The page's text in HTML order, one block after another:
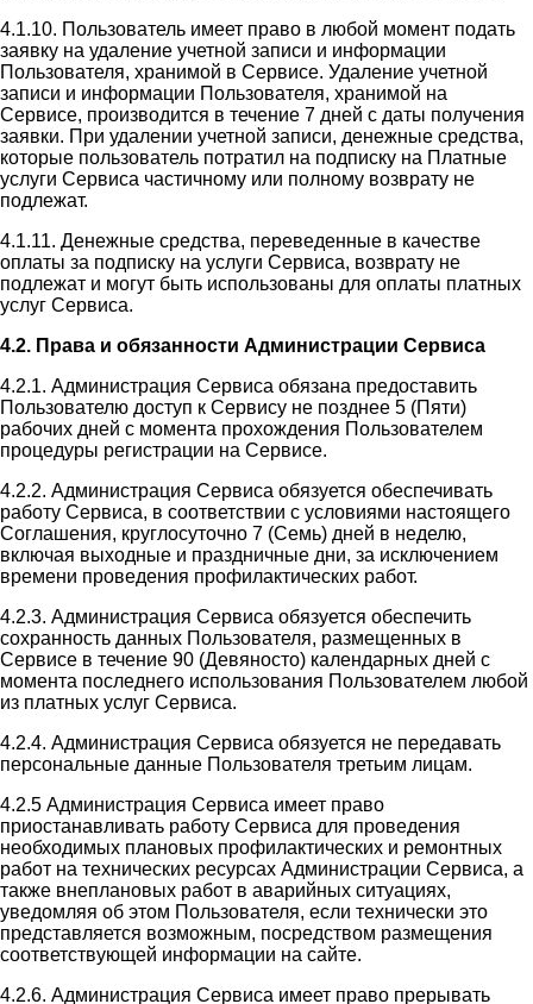
4.1.10. Пользователь имеет право в любой момент подать
заявку на удаление учетной записи и информации
Пользователя, хранимой в Сервисе. Удаление учетной
записи и информации Пользователя, хранимой на
Сервисе, производится в течение 7 дней с даты получения
заявки. При удалении учетной записи, денежные средства,
которые пользователь потратил на подписку на Платные
услуги Сервиса частичному или полному возврату не
подлежат.
4.1.11. Денежные средства, переведенные в качестве
оплаты за подписку на услуги Сервиса, возврату не
подлежат и могут быть использованы для оплаты платных
услуг Сервиса.
4.2. Права и обязанности Администрации Сервиса
4.2.1. Администрация Сервиса обязана предоставить
Пользователю доступ к Сервису не позднее 5 (Пяти)
рабочих дней с момента прохождения Пользователем
процедуры регистрации на Сервисе.
4.2.2. Администрация Сервиса обязуется обеспечивать
работу Сервиса, в соответствии с условиями настоящего
Соглашения, круглосуточно 7 (Семь) дней в неделю,
включая выходные и праздничные дни, за исключением
времени проведения профилактических работ.
4.2.3. Администрация Сервиса обязуется обеспечить
сохранность данных Пользователя, размещенных в
Сервисе в течение 90 (Девяносто) календарных дней с
момента последнего использования Пользователем любой
из платных услуг Сервиса.
4.2.4. Администрация Сервиса обязуется не передавать
персональные данные Пользователя третьим лицам.
4.2.5 Администрация Сервиса имеет право
приостанавливать работу Сервиса для проведения
необходимых плановых профилактических и ремонтных
работ на технических ресурсах Администрации Сервиса, а
также внеплановых работ в аварийных ситуациях,
уведомляя об этом Пользователя, если технически это
представляется возможным, посредством размещения
соответствующей информации на сайте.
4.2.6. Администрация Сервиса имеет право прерывать